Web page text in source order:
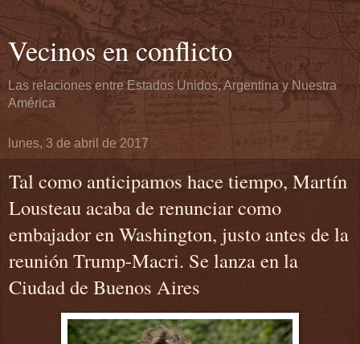
Vecinos en conflicto
Las relaciones entre Estados Unidos, Argentina y Nuestra
América
lunes, 3 de abril de 2017
Tal como anticipamos hace tiempo, Martín
Lousteau acaba de renunciar como
embajador en Washington, justo antes de la
reunión Trump-Macri. Se lanza en la
Ciudad de Buenos Aires